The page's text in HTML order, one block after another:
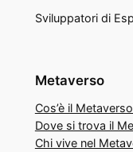
Sviluppatori di
Metaverso
Cos’è il
Dove si trova il
Chi vive nel